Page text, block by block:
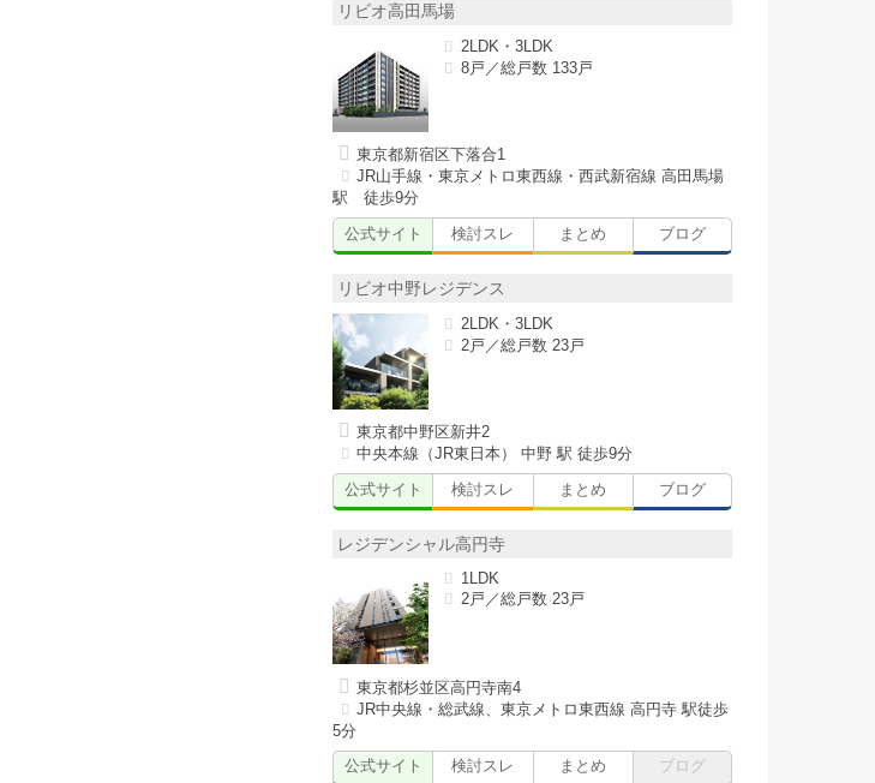
リビオ高田馬場
2LDK・3LDK
8戸／総戸数 133戸
東京都新宿区下落合1
JR山手線・東京メトロ東西線・西武新宿線 高田馬場
駅 徒歩9分
公式サイト
検討スレ まとめ ブログ
リビオ中野レジデンス
2LDK・3LDK
2戸／総戸数 23戸
東京都中野区新井2
中央本線（JR東日本） 中野 駅 徒歩9分
公式サイト
検討スレ まとめ ブログ
レジデンシャル高円寺
1LDK
2戸／総戸数 23戸
東京都杉並区高円寺南4
JR中央線・総武線、東京メトロ東西線 高円寺 駅徒歩
5分
公式サイト
検討スレ まとめ ブログ